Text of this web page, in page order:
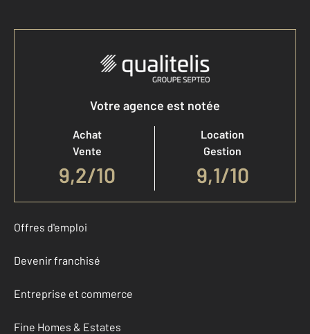
Votre agence est notée
Achat
Vente
9,2/10
Location
Gestion
9,1/10
Offres d'emploi
Devenir franchisé
Entreprise et commerce
Fine Homes & Estates